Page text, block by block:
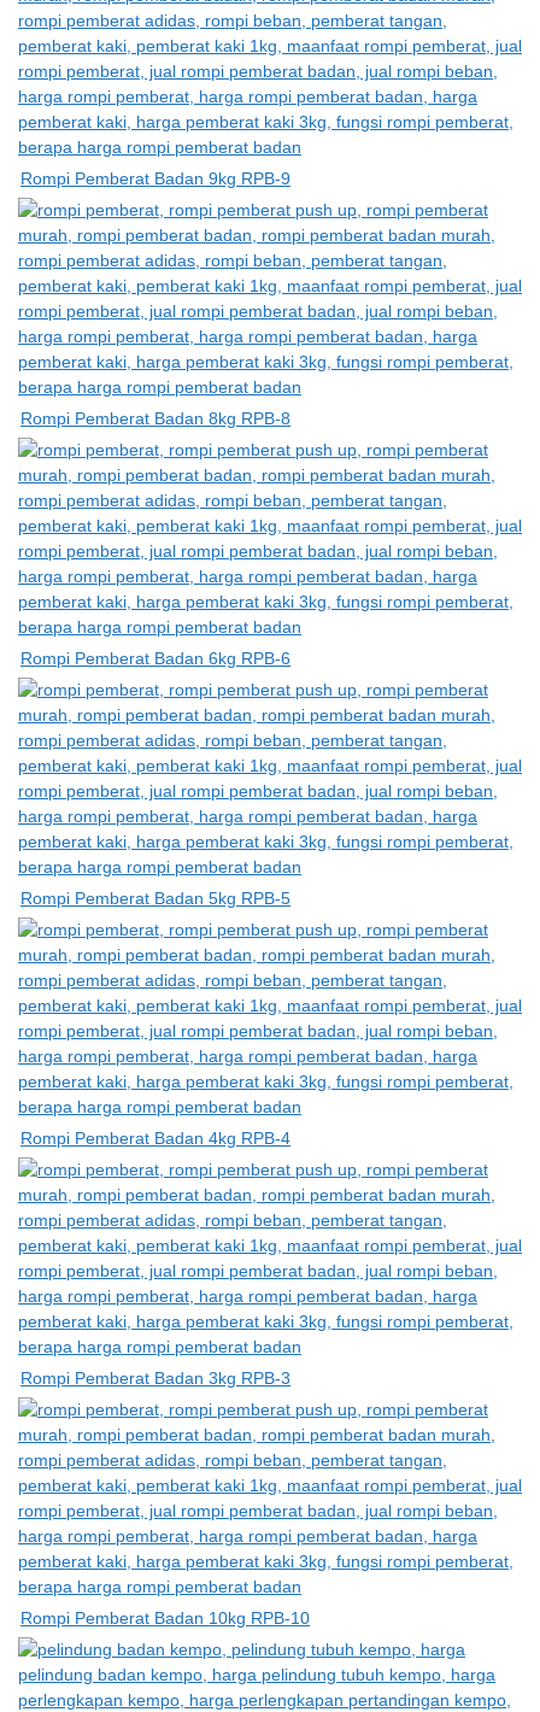
Rompi Pemberat Badan 9kg RPB-9
Rompi Pemberat Badan 8kg RPB-8
Rompi Pemberat Badan 6kg RPB-6
Rompi Pemberat Badan 5kg RPB-5
Rompi Pemberat Badan 4kg RPB-4
Rompi Pemberat Badan 3kg RPB-3
Rompi Pemberat Badan 10kg RPB-10